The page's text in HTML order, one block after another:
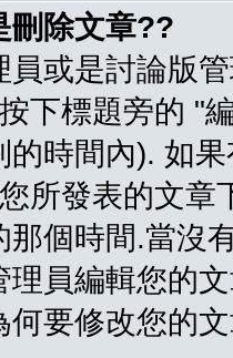
刪除文章??
員或是討論版
下標題旁的 "
的時間內). 如
所發表的文
那個時間.當沒
理員編輯您的
何要修改您的